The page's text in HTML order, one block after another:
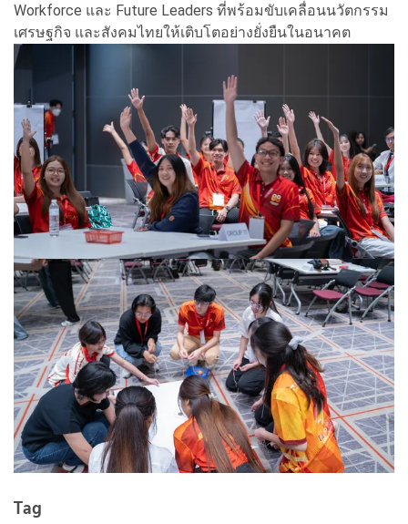
Workforce และ Future Leaders ที่พร้อมขับเคลื่อนนวัตกรรม
เศรษฐกิจ และสังคมไทยให้เติบโตอย่างยั่งยืนในอนาคต
Tag